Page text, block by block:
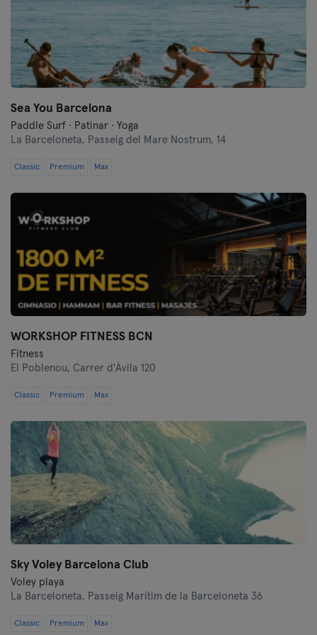
Sea You Barcelona
Paddle Surf · Patinar · Yoga
La Barceloneta, Passeig del Mare Nostrum, 14
Classic Premium Max
WORKSHOP FITNESS BCN
Fitness
El Poblenou, Carrer d'Àvila 120
Classic Premium Max
Sky Voley Barcelona Club
Voley playa
La Barceloneta, Passeig Marítim de la Barceloneta 36
Classic Premium Max
Murcia
Oviedo
Pamplona
Pontevedra
Salamanca
Segovia
Sevilla
Tarragona
Tenerife
Valencia
Valladolid
Vigo
Vitoria-Gasteiz
Zaragoza